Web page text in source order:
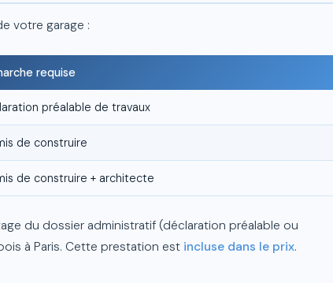
votre garage :
requise
préalable de travaux
de construire
de construire + architecte
du dossier administratif (déclaration préalable ou
à Paris. Cette prestation est incluse dans le prix.